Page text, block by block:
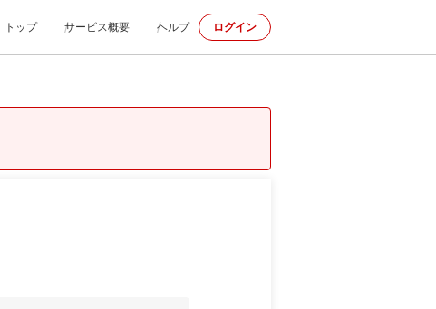
トップ サービス概要 ヘルプ ログイン